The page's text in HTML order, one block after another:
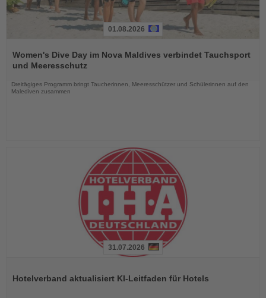
Sie
die
01.08.2026
Women's Dive Day im Nova Maldives verbindet Tauchsport
und Meeresschutz
Dreitägiges Programm bringt Taucherinnen, Meeresschützer und Schülerinnen auf den
Malediven zusammen
die
31.07.2026
Hotelverband aktualisiert KI-Leitfaden für Hotels